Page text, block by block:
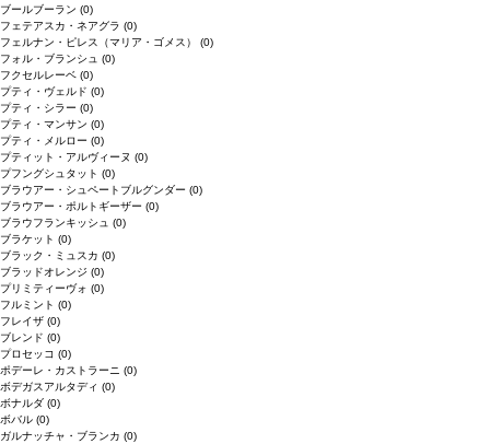
ブールブーラン (0)
フェテアスカ・ネアグラ (0)
フェルナン・ピレス（マリア・ゴメス） (0)
フォル・ブランシュ (0)
フクセルレーベ (0)
プティ・ヴェルド (0)
プティ・シラー (0)
プティ・マンサン (0)
プティ・メルロー (0)
プティット・アルヴィーヌ (0)
プフングシュタット (0)
ブラウアー・シュペートブルグンダー (0)
ブラウアー・ポルトギーザー (0)
ブラウフランキッシュ (0)
ブラケット (0)
ブラック・ミュスカ (0)
ブラッドオレンジ (0)
プリミティーヴォ (0)
フルミント (0)
フレイザ (0)
ブレンド (0)
プロセッコ (0)
ポデーレ・カストラーニ (0)
ボデガスアルタディ (0)
ボナルダ (0)
ボバル (0)
ガルナッチャ・ブランカ (0)